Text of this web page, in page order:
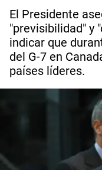
El Presidente
"previsibilidad" y
indicar que
del G-7 en
países líderes.